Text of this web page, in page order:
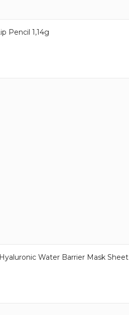
Pencil 1,14g
Water Barrier Mask Sheet